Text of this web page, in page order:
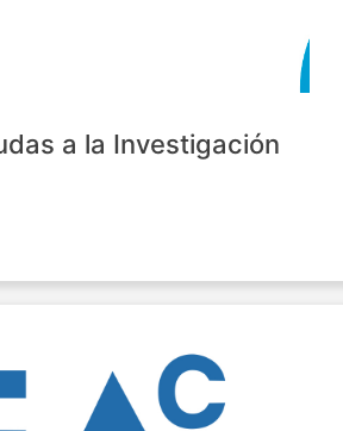
a la Investigación